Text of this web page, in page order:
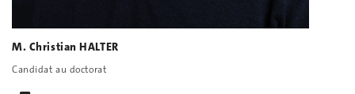
M. Christian HALTER
Candidat au doctorat